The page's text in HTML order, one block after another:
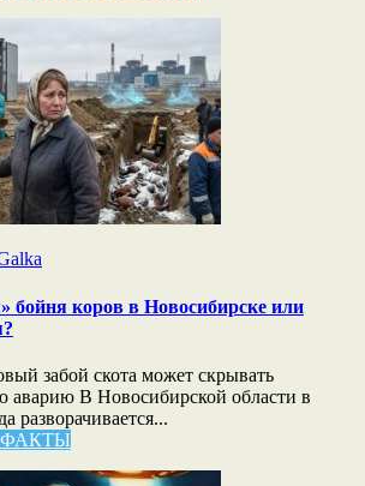
бойня коров в Новосибирске или
забой скота может скрывать
аварию В Новосибирской области в
разворачивается...